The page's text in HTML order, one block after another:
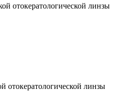
отокератологической линзы
отокератологической линзы